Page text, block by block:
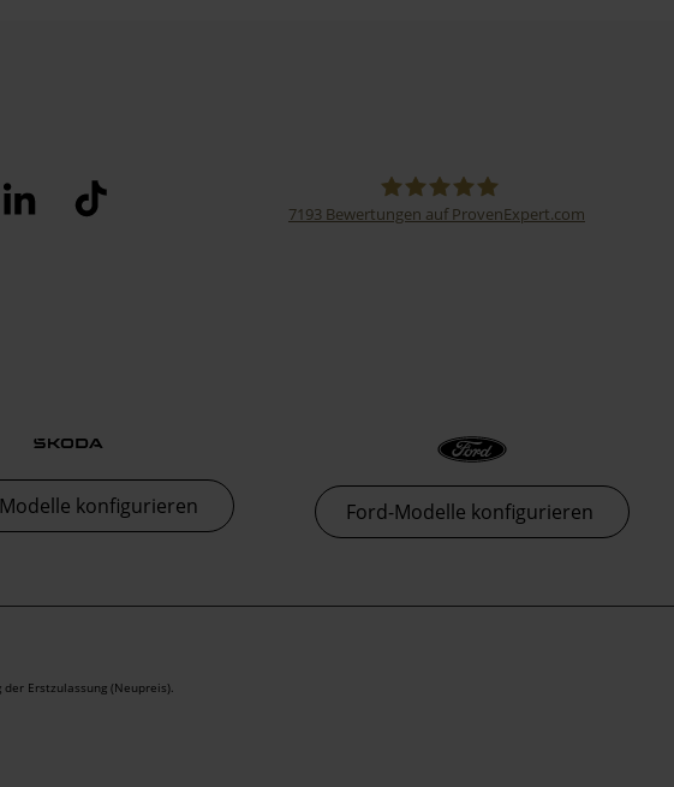
7193 Bewertungen auf ProvenExpert.com
konfigurieren Ford-Modelle konfigurieren
Erstzulassung (Neupreis).